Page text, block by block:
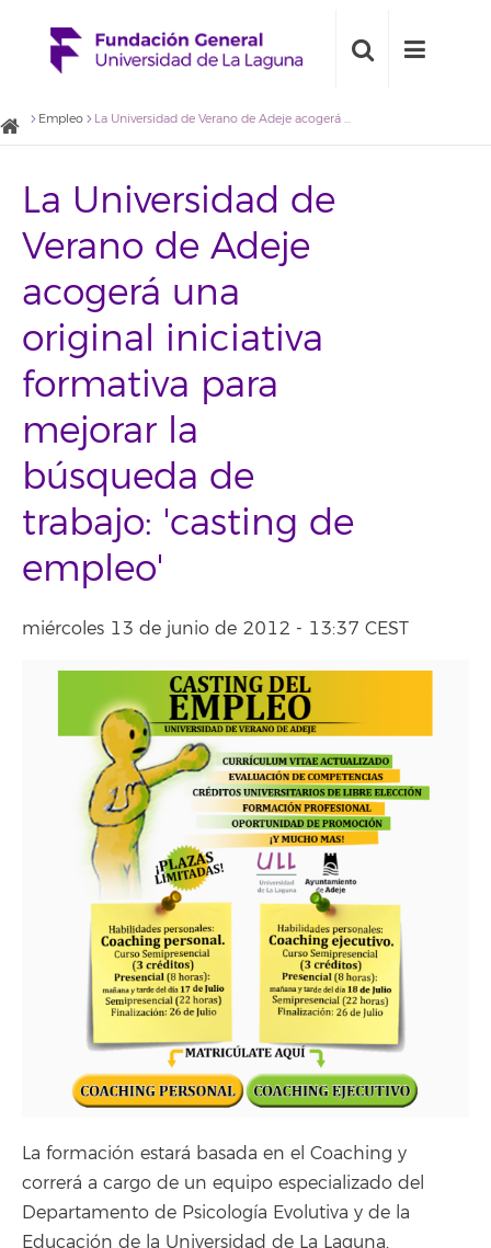
Empleo La Universidad de Verano de Adeje acogerá una original iniciativa formativa para mejorar la búsqueda de trabajo: 'casting de empleo'
La Universidad de
Verano de Adeje
acogerá una
original iniciativa
formativa para
mejorar la
búsqueda de
trabajo: 'casting de
empleo'
miércoles 13 de junio de 2012 - 13:37 CEST
La formación estará basada en el Coaching y
correrá a cargo de un equipo especializado del
Departamento de Psicología Evolutiva y de la
Educación de la Universidad de La Laguna.